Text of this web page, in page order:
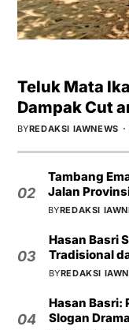
Teluk Mata
Dampak Cut
BYREDAKSI IAWNEWS
02
Tambang
Jalan
BYREDAKSI
03
Hasan Basri
Tradisional
BYREDAKSI
04
Hasan Basri:
Slogan Drama